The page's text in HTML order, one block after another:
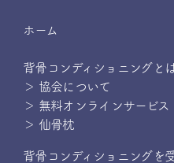
ホーム
背骨コンディショニングと
＞ 協会について
＞ 無料オンラインサービス
＞ 仙骨枕
背骨コンディショニングを